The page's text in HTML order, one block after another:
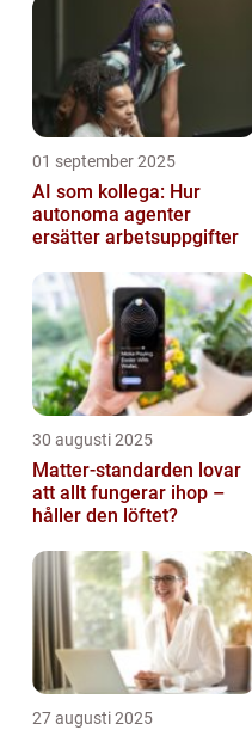
01 september 2025
AI som kollega: Hur
autonoma agenter
ersätter arbetsuppgifter
30 augusti 2025
Matter-standarden lovar
att allt fungerar ihop –
håller den löftet?
27 augusti 2025